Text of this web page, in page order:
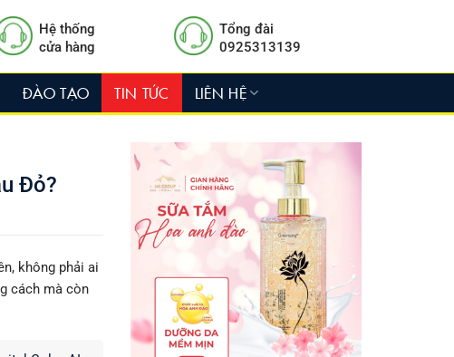
Hệ thống
cửa hàng
Tổng đài
0925313139
ĐÀO TẠO TIN TỨC LIÊN HỆ
Đỏ?
không phải ai
cách mà còn